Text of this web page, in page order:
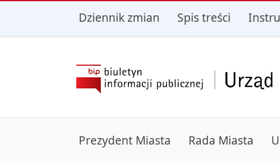
przejdź do głównego menu przejdź do treści
Dziennik zmian Spis treści
Prezydent Miasta Rada Miasta